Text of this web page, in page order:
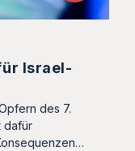
Israel-
des 7.
dafür